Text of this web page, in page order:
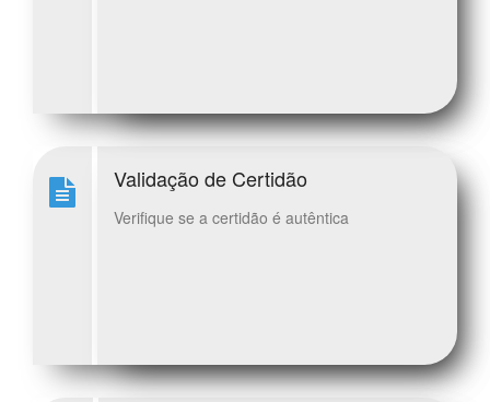
Validação de Certidão
Verifique se a certidão é autêntica